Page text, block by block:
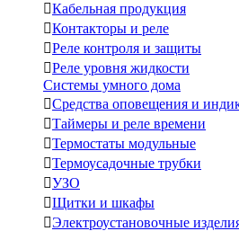
Кабельная продукция
Контакторы и реле
Реле контроля и защиты
Реле уровня жидкости
Системы умного дома
Средства оповещения и
Таймеры и реле времени
Термостаты модульные
Термоусадочные трубки
УЗО
Щитки и шкафы
Электроустановочные